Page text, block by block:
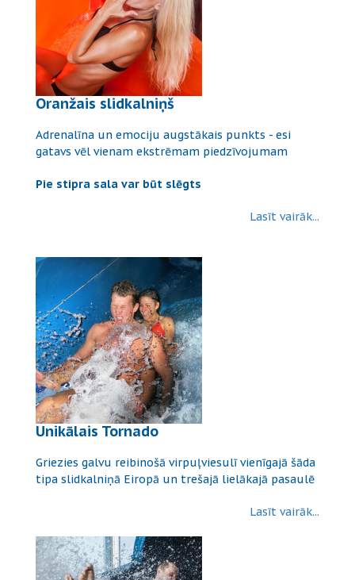
Oranžais slidkalniņš
Adrenalīna un emociju augstākais punkts - esi
gatavs vēl vienam ekstrēmam piedzīvojumam
Pie stipra sala var būt slēgts
Lasīt vairāk...
Unikālais Tornado
Griezies galvu reibinošā virpuļviesulī vienīgajā šāda
tipa slidkalniņā Eiropā un trešajā lielākajā pasaulē
Lasīt vairāk...